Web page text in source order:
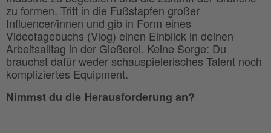
zu formen. Tritt in die Fußstapfen großer
Influencer/innen und gib in Form eines
Videotagebuchs (Vlog) einen Einblick in deinen
Arbeitsalltag in der Gießerei. Keine Sorge: Du
brauchst dafür weder schauspielerisches Talent noch
kompliziertes Equipment.
Nimmst du die Herausforderung an?